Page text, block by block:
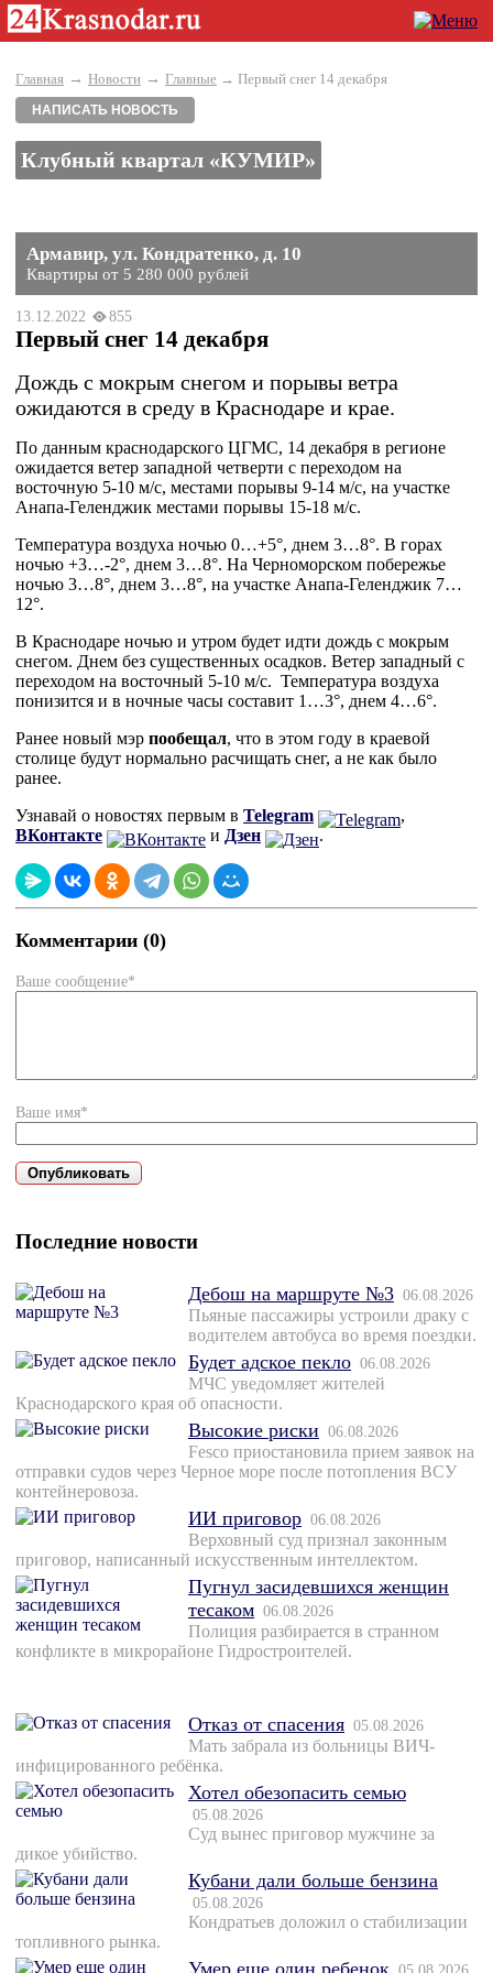
Главная → Новости → Главные → Первый снег 14 декабря
НАПИСАТЬ НОВОСТЬ
Клубный квартал «КУМИР»
Армавир, ул. Кондратенко, д. 10
Квартиры от 5 280 000 рублей
13.12.2022 855
Первый снег 14 декабря
Дождь с мокрым снегом и порывы ветра
ожидаются в среду в Краснодаре и крае.
По данным краснодарского ЦГМС, 14 декабря в регионе
ожидается ветер западной четверти с переходом на
восточную 5-10 м/с, местами порывы 9-14 м/с, на участке
Анапа-Геленджик местами порывы 15-18 м/с.
Температура воздуха ночью 0…+5°, днем 3…8°. В горах
ночью +3…-2°, днем 3…8°. На Черноморском побережье
ночью 3…8°, днем 3…8°, на участке Анапа-Геленджик 7…
12°.
В Краснодаре ночью и утром будет идти дождь с мокрым
снегом. Днем без существенных осадков. Ветер западный с
переходом на восточный 5-10 м/с. Температура воздуха
понизится и в ночные часы составит 1…3°, днем 4…6°.
Ранее новый мэр пообещал, что в этом году в краевой
столице будут нормально расчищать снег, а не как было
ранее.
Узнавай о новостях первым в Telegram
,
ВКонтакте
и Дзен .
Комментарии (0)
Ваше сообщение*
Ваше имя*
Последние новости
Дебош на маршруте №3 06.08.2026
Пьяные пассажиры устроили драку с
водителем автобуса во время поездки.
Будет адское пекло 06.08.2026
МЧС уведомляет жителей
Краснодарского края об опасности.
Высокие риски 06.08.2026
Fesco приостановила прием заявок на
отправки судов через Черное море после потопления ВСУ
контейнеровоза.
ИИ приговор 06.08.2026
Верховный суд признал законным
приговор, написанный искусственным интеллектом.
Пугнул засидевшихся женщин
тесаком 06.08.2026
Полиция разбирается в странном
конфликте в микрорайоне Гидростроителей.
Отказ от спасения 05.08.2026
Мать забрала из больницы ВИЧ-
инфицированного ребёнка.
Хотел обезопасить семью
05.08.2026
Суд вынес приговор мужчине за
дикое убийство.
Кубани дали больше бензина
05.08.2026
Кондратьев доложил о стабилизации
топливного рынка.